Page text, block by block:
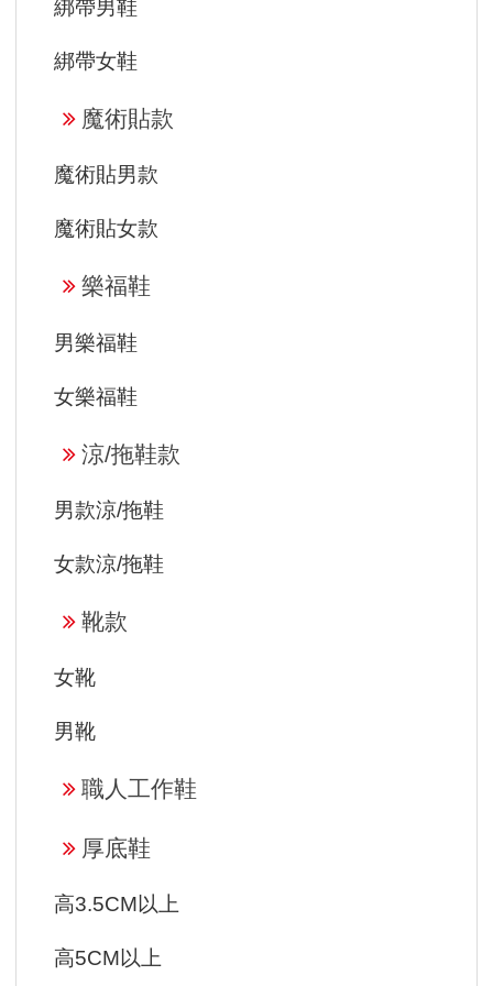
綁帶男鞋
綁帶女鞋
魔術貼款
魔術貼男款
魔術貼女款
樂福鞋
男樂福鞋
女樂福鞋
涼/拖鞋款
男款涼/拖鞋
女款涼/拖鞋
靴款
女靴
男靴
職人工作鞋
厚底鞋
高3.5CM以上
高5CM以上